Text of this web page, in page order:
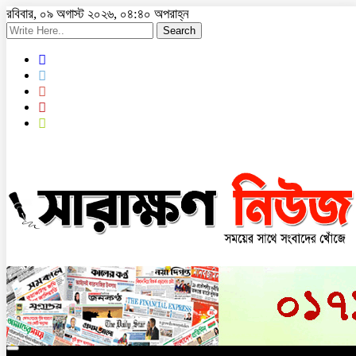
রবিবার, ০৯ অগাস্ট ২০২৬, ০৪:৪০ অপরাহ্ন
Search
Toggle